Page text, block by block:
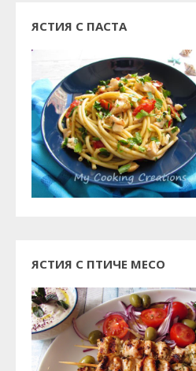
ЯСТИЯ С ПАСТА
ЯСТИЯ С ПТИЧЕ МЕСО